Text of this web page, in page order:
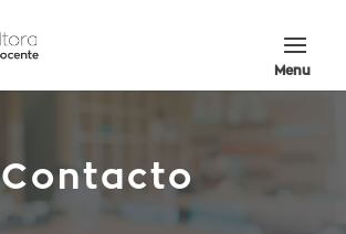
Contacto